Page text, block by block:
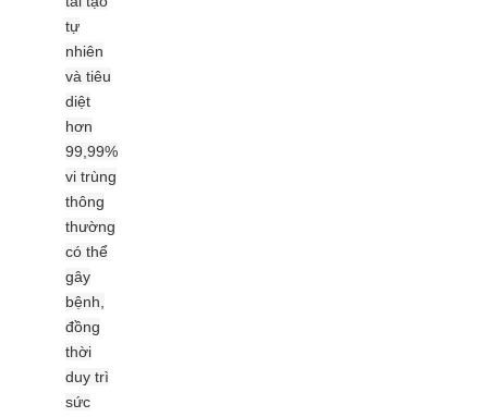
tự
nhiên
và tiêu
diệt
hơn
99,99%
vi trùng
thông
thường
có thể
gây
bệnh,
đồng
thời
duy trì
sức